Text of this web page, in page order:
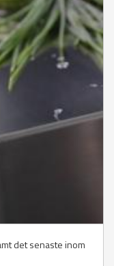
det senaste inom